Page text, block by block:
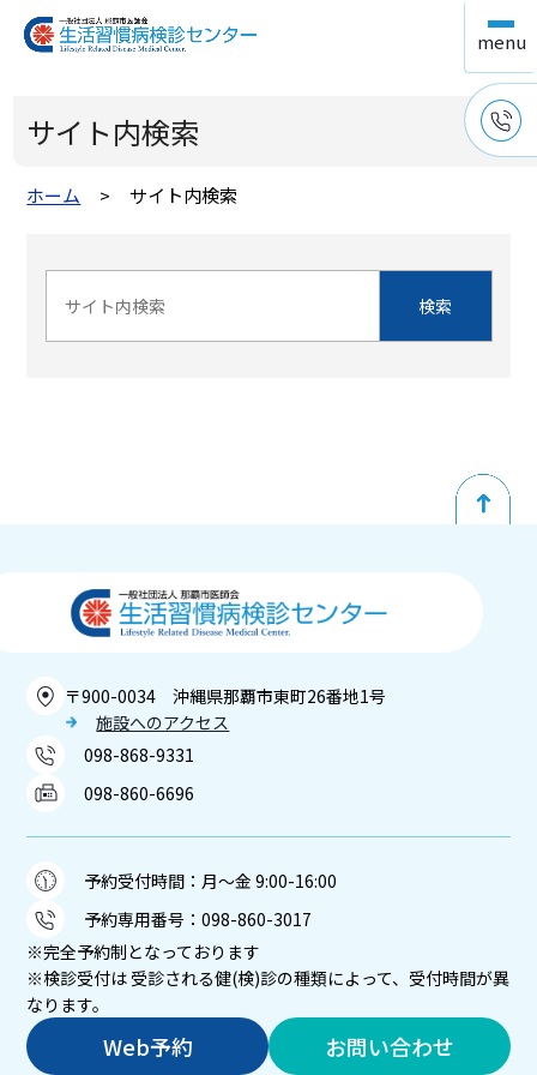
サイト内検索
ホーム サイト内検索
〒900-0034 沖縄県那覇市東町26番地1号
施設へのアクセス
098-868-9331
098-860-6696
予約受付時間：月～金 9:00-16:00
予約専用番号：098-860-3017
※完全予約制となっております
※検診受付は 受診される健(検)診の種類によって、受付時間が異
なります。
Web予約 お問い合わせ